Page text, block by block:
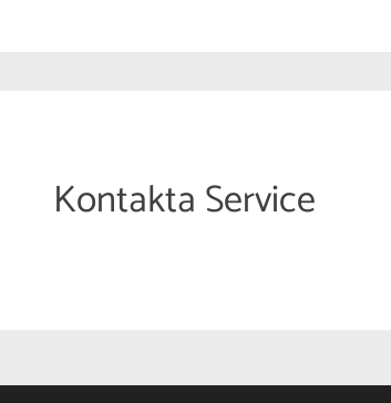
Kontakta Service